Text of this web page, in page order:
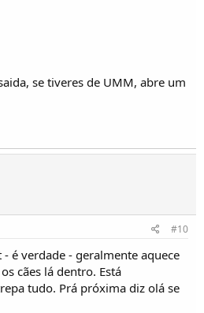
se tiveres de UMM, abre um
#10
- é verdade - geralmente aquece
cães lá dentro. Está
tudo. Prá próxima diz olá se